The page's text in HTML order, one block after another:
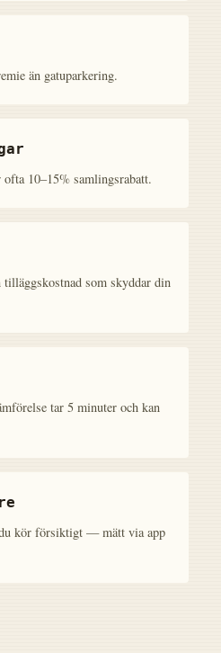
än gatuparkering.
10–15% samlingsrabatt.
som skyddar din
tar 5 minuter och kan
kör försiktigt — mätt via app